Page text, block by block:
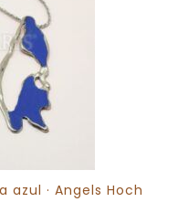
· Angels Hoch